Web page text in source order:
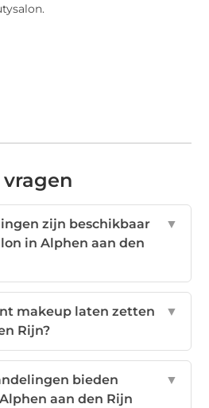
zijn beschikbaar
in Alphen aan den
▼
makeup laten zetten
Rijn?
▼
bieden
aan den Rijn
▼